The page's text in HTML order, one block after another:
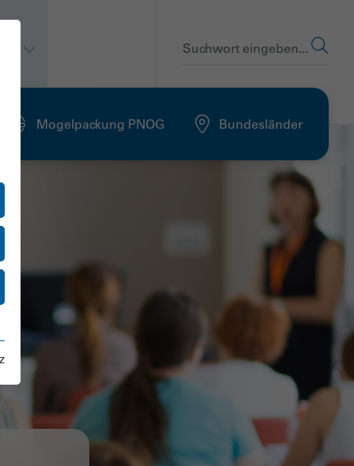
Suchwort eingeben...
Mogelpackung PNOG Bundesländer